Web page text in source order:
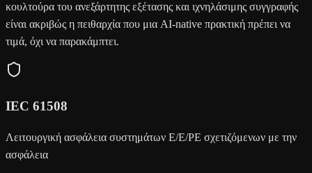
κουλτούρα του ανεξάρτητης εξέτασης και ιχνηλάσιμης συγγραφής
είναι ακριβώς η πειθαρχία που μια AI-native πρακτική πρέπει να
τιμά, όχι να παρακάμπτει.
IEC 61508
Λειτουργική ασφάλεια συστημάτων E/E/PE σχετιζόμενων με την
ασφάλεια